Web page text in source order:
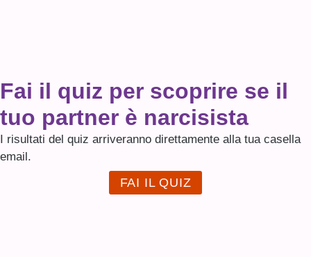
Fai il quiz per scoprire se il
tuo partner è narcisista
I risultati del quiz arriveranno direttamente alla tua casella
email.
FAI IL QUIZ